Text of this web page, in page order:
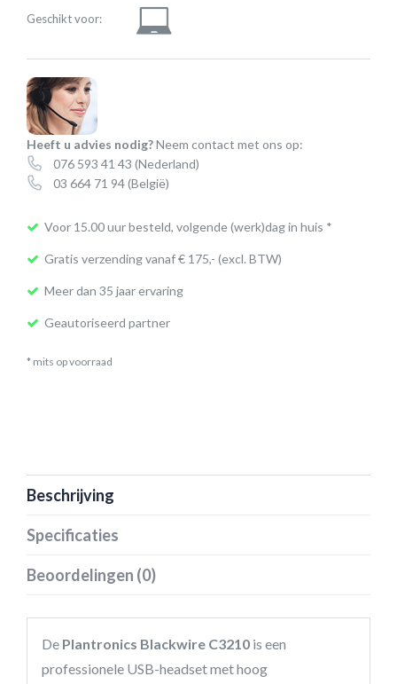
Geschikt voor:
Heeft u advies nodig?Neem contact met ons op:
076 593 41 43 (Nederland)
03 664 71 94(België)
Voor 15.00 uur besteld, volgende (werk)dag in huis *
Gratis verzending vanaf € 175,- (excl. BTW)
Meer dan 35 jaar ervaring
Geautoriseerd partner
* mits op voorraad
Beschrijving
Specificaties
Beoordelingen (0)
De Plantronics Blackwire C3210is een
professionele USB-headset met hoog